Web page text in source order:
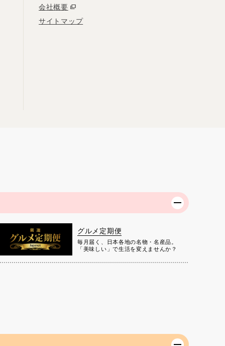
会社概要
サイトマップ
グルメ定期便
毎月届く、日本各地の名物・名産品。
「美味しい」で生活を変えませんか？